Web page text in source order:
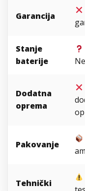
Garancija
Stanje
baterije
Dodatna
oprema
Pakovanje
Tehnički